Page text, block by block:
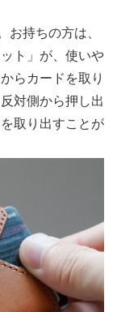
お持ちの方は、
ト」が、使いや
らカードを取り
対側から押し出
取り出すことが